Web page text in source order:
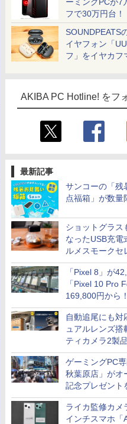
フで30万円台！
SOUNDPEATS
イヤフォン「
フ」をイヤカフ
AKIBA PC Hotline! をフ
最新記事
サンコーの「残
点福箱」が数量
ショットグラス
なったUSB充電
ルメスモークセ
2」がサンコー
「Pixel 8」が
「Pixel 10 Pro
169,800円から
古のPixelシリ
自動追尾にも対
ュアルレンズ搭
ティカメラ2製
ら
ゲーミングPC
秋葉原店」がオ
記念プレゼント
ザーが押し寄せ
ライカ監修カメ
インチスマホ「